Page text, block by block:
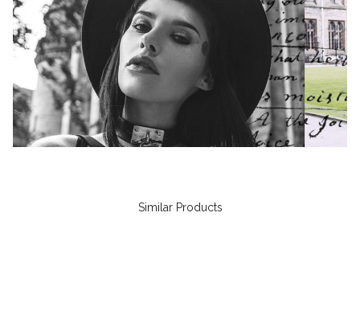
Similar Products